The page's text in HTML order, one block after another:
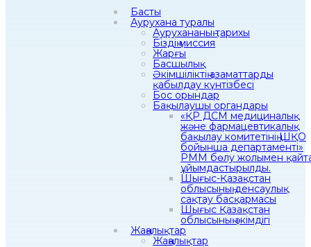
Басты
Аурухана туралы
Аурухананың тарихы
Біздің миссия
Жарғы
Басшылық
Әкімшіліктің азаматтарды
қабылдау күнтізбесі
Бос орындар
Бақылаушы органдары
«ҚР ДСМ медициналық
және фармацевтикалық
бақылау комитетінің ШҚО
бойынша департаменті»
РММ бөлу жолымен
ұйымдастырылды.
Шығыс-Қазақстан
облысының денсаулық
сақтау басқармасы
Шығыс Қазақстан
облысының әкімдігі
Жаңалықтар
Жаңалықтар